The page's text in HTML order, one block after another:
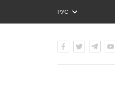
РУС
ENG